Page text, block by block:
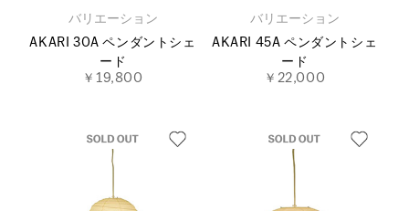
バリエーション
AKARI 30A ペンダントシェ
ード
￥19,800
バリエーション
AKARI 45A ペンダントシェ
ード
￥22,000